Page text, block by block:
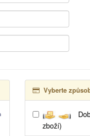
Vyberte
zboží)